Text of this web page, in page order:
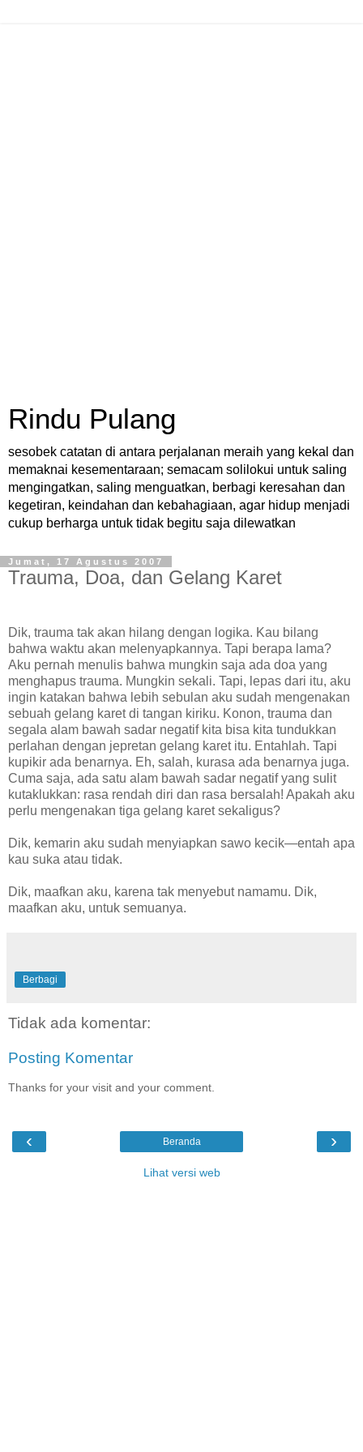
Rindu Pulang
sesobek catatan di antara perjalanan meraih yang kekal dan
memaknai kesementaraan; semacam solilokui untuk saling
mengingatkan, saling menguatkan, berbagi keresahan dan
kegetiran, keindahan dan kebahagiaan, agar hidup menjadi
cukup berharga untuk tidak begitu saja dilewatkan
Jumat, 17 Agustus 2007
Trauma, Doa, dan Gelang Karet
Dik, trauma tak akan hilang dengan logika. Kau bilang
bahwa waktu akan melenyapkannya. Tapi berapa lama?
Aku pernah menulis bahwa mungkin saja ada doa yang
menghapus trauma. Mungkin sekali. Tapi, lepas dari itu, aku
ingin katakan bahwa lebih sebulan aku sudah mengenakan
sebuah gelang karet di tangan kiriku. Konon, trauma dan
segala alam bawah sadar negatif kita bisa kita tundukkan
perlahan dengan jepretan gelang karet itu. Entahlah. Tapi
kupikir ada benarnya. Eh, salah, kurasa ada benarnya juga.
Cuma saja, ada satu alam bawah sadar negatif yang sulit
kutaklukkan: rasa rendah diri dan rasa bersalah! Apakah aku
perlu mengenakan tiga gelang karet sekaligus?
Dik, kemarin aku sudah menyiapkan sawo kecik—entah apa
kau suka atau tidak.
Dik, maafkan aku, karena tak menyebut namamu. Dik,
maafkan aku, untuk semuanya.
Berbagi
Tidak ada komentar:
Posting Komentar
Thanks for your visit and your comment.
‹ ›
Beranda
Lihat versi web